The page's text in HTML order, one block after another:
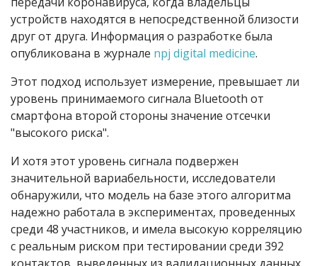
устройств находятся в непосредственной близости
друг от друга. Информация о разработке была
опубликована в журнале npj digital medicine.
Этот подход использует измерение, превышает ли
уровень принимаемого сигнала Bluetooth от
смартфона второй стороны значение отсечки
"высокого риска".
И хотя этот уровень сигнала подвержен
значительной вариабельности, исследователи
обнаружили, что модель на базе этого алгоритма
надежно работала в экспериментах, проведенных
среди 48 участников, и имела высокую корреляцию
с реальным риском при тестировании среди 392